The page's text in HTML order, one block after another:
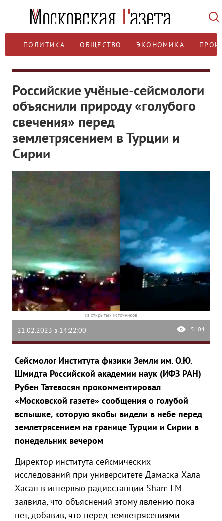
ПОЛИТИКА ОБЩЕСТВО ЭКОНОМИКА
Российские учёные-сейсмологи
объяснили природу «голубого
свечения» перед
землетрясением в Турции и
Сирии
из открытых источников
21.02.2023 в 14:22:00 5104
Сейсмолог Института физики Земли им. О.Ю.
Шмидта Российской академии наук (ИФЗ РАН)
Рубен Татевосян прокомментировал
«Московской газете» сообщения о голубой
вспышке, которую якобы видели в небе перед
землетрясением на границе Турции и Сирии в
понедельник вечером
Директор института сейсмических
исследований при университете Дамаска Хала
Хасан в интервью радиостанции Sham FM
заявила, что объяснений этому явлению пока
нет, добавив, что перед землетрясениями